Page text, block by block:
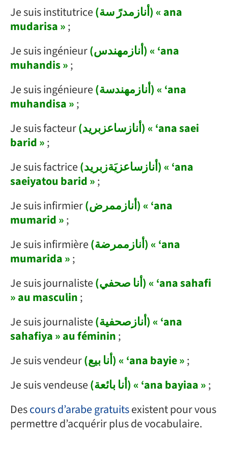
Je suis institutrice(أنازمدرً سة) « ana
mudarisa »;
Je suis ingénieur(أنازمهندس) « ‘ana
muhandis »;
Je suis ingénieure(أنازمهندسة) « ‘ana
muhandisa »;
Je suis facteur(أنازساعزبريد) « ‘ana saei
barid »;
Je suis factrice(أنازساعزيَةزبريد) « ‘ana
saeiyatou barid »;
Je suis infirmier(أنازممرض) « ‘ana
mumarid »;
Je suis infirmière(أنازممرضة) « ‘ana
mumarida »;
Je suis journaliste(أنا صحفي) « ‘ana sahafi
» au masculin;
Je suis journaliste(أنازصحفية) « ‘ana
sahafiya » au féminin;
Je suis vendeur
(أنا بيع) « ‘ana bayie »;
Je suis vendeuse
(أنا بائعة) « ‘ana bayiaa »;
Descours d’arabe gratuitsexistent pour vous
permettred’acquérirplus de vocabulaire.